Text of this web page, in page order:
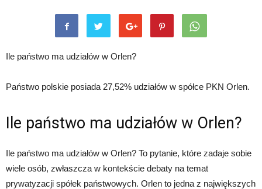
Ile państwo ma udziałów w Orlen?
Państwo polskie posiada 27,52% udziałów w spółce PKN Orlen.
Ile państwo ma udziałów w Orlen?
Ile państwo ma udziałów w Orlen? To pytanie, które zadaje sobie
wiele osób, zwłaszcza w kontekście debaty na temat
prywatyzacji spółek państwowych. Orlen to jedna z największych